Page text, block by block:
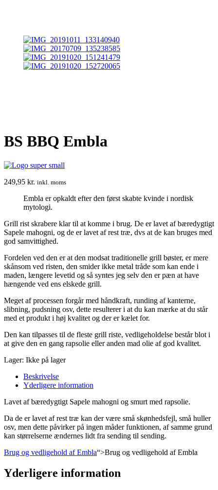
BS BBQ Embla
249,95 kr. inkl. moms
Embla er opkaldt efter den først skabte kvinde i nordisk
mytologi.
Grill rist skrabere klar til at komme i brug. De er lavet af bæredygtigt
Sapele mahogni, og de er lavet af rest træ, dvs at de kan bruges med
god samvittighed.
Fordelen ved den er at den modsat traditionelle grill bøster, er mere
skånsom ved risten, den smider ikke metal tråde som kan ende i
maden, længere levetid og så syntes jeg selv den er pæn at have
hængende ved ens elskede grill.
Meget af processen forgår med håndkraft, runding af kanterne,
slibning, pudsning osv, dette resulterer i at du kan mærke at du står
med et produkt i høj kvalitet og der er kælet for.
Den kan tilpasses til de fleste grill riste, vedligeholdelse består blot i
at give den en gang rapsolie eller anden mad olie af god kvalitet.
Lager: Ikke på lager
Beskrivelse
Yderligere information
Lavet af bæredygtigt Sapele mahogni og smurt med rapsolie.
Da de er lavet af rest træ kan der være små skønhedsfejl, små huller
osv, men dette påvirker på ingen måder funktionen, af samme grund
kan størrelserne ændernes lidt fra sending til sending.
Brug og vedligehold af Embla“>Brug og vedligehold af Embla
Yderligere information